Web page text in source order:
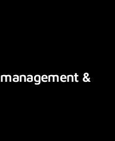
management &